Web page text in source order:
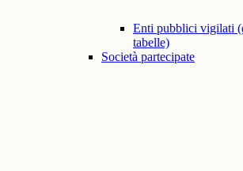
Enti pubblici vigilati
tabelle)
Società partecipate